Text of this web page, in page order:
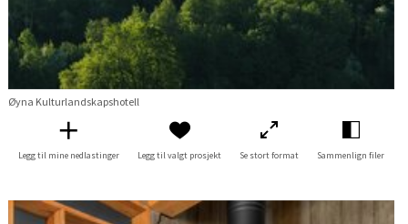
Øyna Kulturlandskapshotell
Legg til mine nedlastinger Legg til valgt prosjekt Se stort format Sammenlign filer